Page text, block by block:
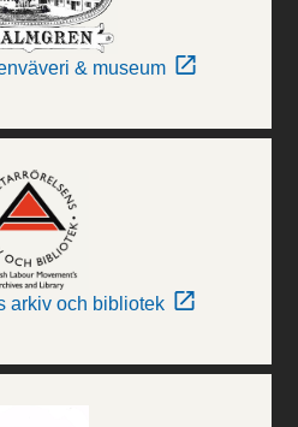
& museum
arkiv och bibliotek